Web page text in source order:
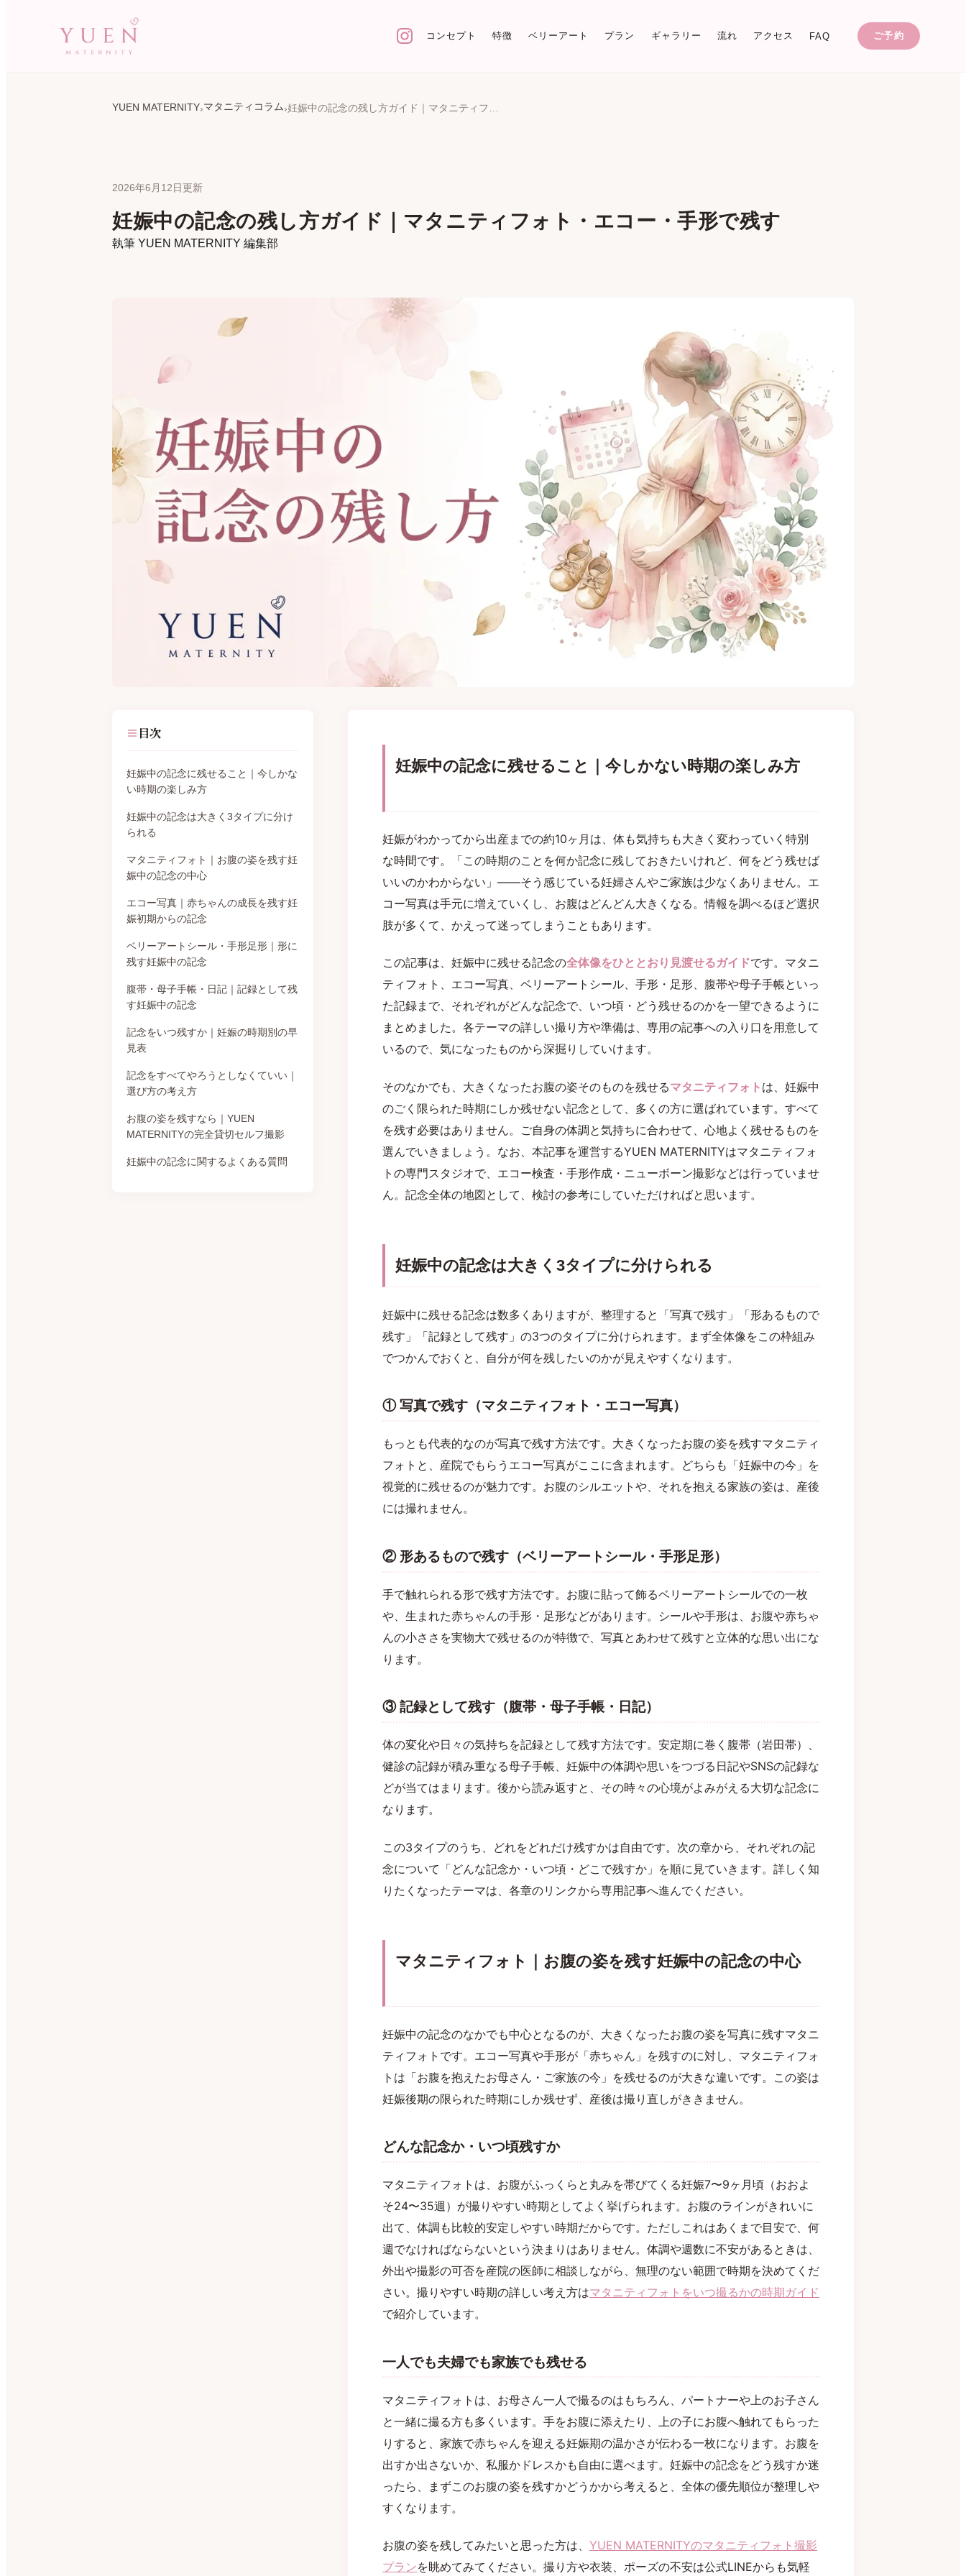
コンセプト 特徴 ベリーアート プラン ギャラリー 流れ アクセス FAQ ご予約
YUEN MATERNITY マタニティコラム
2026年6月12日更新
妊娠中の記念の残し方ガイド｜マタニティフォト・エコー・手形で残す
執筆 YUEN MATERNITY 編集部
目次
妊娠中の記念に残せること｜今しかな
い時期の楽しみ方
妊娠中の記念は大きく3タイプに分け
られる
マタニティフォト｜お腹の姿を残す妊
娠中の記念の中心
エコー写真｜赤ちゃんの成長を残す妊
娠初期からの記念
ベリーアートシール・手形足形｜形に
残す妊娠中の記念
腹帯・母子手帳・日記｜記録として残
す妊娠中の記念
記念をいつ残すか｜妊娠の時期別の早
見表
記念をすべてやろうとしなくていい｜
選び方の考え方
お腹の姿を残すなら｜YUEN
MATERNITYの完全貸切セルフ撮影
妊娠中の記念に関するよくある質問
妊娠中の記念に残せること｜今しかない時期の楽しみ方
妊娠がわかってから出産までの約10ヶ月は、体も気持ちも大きく変わっていく特別
な時間です。「この時期のことを何か記念に残しておきたいけれど、何をどう残せば
いいのかわからない」——そう感じている妊婦さんやご家族は少なくありません。エ
コー写真は手元に増えていくし、お腹はどんどん大きくなる。情報を調べるほど選択
肢が多くて、かえって迷ってしまうこともあります。
この記事は、妊娠中に残せる記念の全体像をひととおり見渡せるガイドです。マタニ
ティフォト、エコー写真、ベリーアートシール、手形・足形、腹帯や母子手帳といっ
た記録まで、それぞれがどんな記念で、いつ頃・どう残せるのかを一望できるように
まとめました。各テーマの詳しい撮り方や準備は、専用の記事への入り口を用意して
いるので、気になったものから深掘りしていけます。
そのなかでも、大きくなったお腹の姿そのものを残せるマタニティフォト は、妊娠中
のごく限られた時期にしか残せない記念として、多くの方に選ばれています。すべて
を残す必要はありません。ご自身の体調と気持ちに合わせて、心地よく残せるものを
選んでいきましょう。なお、本記事を運営するYUEN MATERNITYはマタニティフォ
トの専門スタジオで、エコー検査・手形作成・ニューボーン撮影などは行っていませ
ん。記念全体の地図として、検討の参考にしていただければと思います。
妊娠中の記念は大きく3タイプに分けられる
妊娠中に残せる記念は数多くありますが、整理すると「写真で残す」「形あるもので
残す」「記録として残す」の3つのタイプに分けられます。まず全体像をこの枠組み
でつかんでおくと、自分が何を残したいのかが見えやすくなります。
① 写真で残す（マタニティフォト・エコー写真）
もっとも代表的なのが写真で残す方法です。大きくなったお腹の姿を残すマタニティ
フォトと、産院でもらうエコー写真がここに含まれます。どちらも「妊娠中の今」を
視覚的に残せるのが魅力です。お腹のシルエットや、それを抱える家族の姿は、産後
には撮れません。
② 形あるもので残す（ベリーアートシール・手形足形）
手で触れられる形で残す方法です。お腹に貼って飾るベリーアートシールでの一枚
や、生まれた赤ちゃんの手形・足形などがあります。シールや手形は、お腹や赤ちゃ
んの小ささを実物大で残せるのが特徴で、写真とあわせて残すと立体的な思い出にな
ります。
③ 記録として残す（腹帯・母子手帳・日記）
体の変化や日々の気持ちを記録として残す方法です。安定期に巻く腹帯（岩田帯）、
健診の記録が積み重なる母子手帳、妊娠中の体調や思いをつづる日記やSNSの記録な
どが当てはまります。後から読み返すと、その時々の心境がよみがえる大切な記念に
なります。
この3タイプのうち、どれをどれだけ残すかは自由です。次の章から、それぞれの記
念について「どんな記念か・いつ頃・どこで残すか」を順に見ていきます。詳しく知
りたくなったテーマは、各章のリンクから専用記事へ進んでください。
マタニティフォト｜お腹の姿を残す妊娠中の記念の中心
妊娠中の記念のなかでも中心となるのが、大きくなったお腹の姿を写真に残すマタニ
ティフォトです。エコー写真や手形が「赤ちゃん」を残すのに対し、マタニティフォ
トは「お腹を抱えたお母さん・ご家族の今」を残せるのが大きな違いです。この姿は
妊娠後期の限られた時期にしか残せず、産後は撮り直しがききません。
どんな記念か・いつ頃残すか
マタニティフォトは、お腹がふっくらと丸みを帯びてくる妊娠7〜9ヶ月頃（おおよ
そ24〜35週）が撮りやすい時期としてよく挙げられます。お腹のラインがきれいに
出て、体調も比較的安定しやすい時期だからです。ただしこれはあくまで目安で、何
週でなければならないという決まりはありません。体調や週数に不安があるときは、
外出や撮影の可否を産院の医師に相談しながら、無理のない範囲で時期を決めてくだ
さい。撮りやすい時期の詳しい考え方はマタニティフォトをいつ撮るかの時期ガイド
で紹介しています。
一人でも夫婦でも家族でも残せる
マタニティフォトは、お母さん一人で撮るのはもちろん、パートナーや上のお子さん
と一緒に撮る方も多くいます。手をお腹に添えたり、上の子にお腹へ触れてもらった
りすると、家族で赤ちゃんを迎える妊娠期の温かさが伝わる一枚になります。お腹を
出すか出さないか、私服かドレスかも自由に選べます。妊娠中の記念をどう残すか迷
ったら、まずこのお腹の姿を残すかどうかから考えると、全体の優先順位が整理しや
すくなります。
お腹の姿を残してみたいと思った方は、 YUEN MATERNITYのマタニティフォト撮影
プランを眺めてみてください。撮り方や衣装、ポーズの不安は公式LINEからも気軽